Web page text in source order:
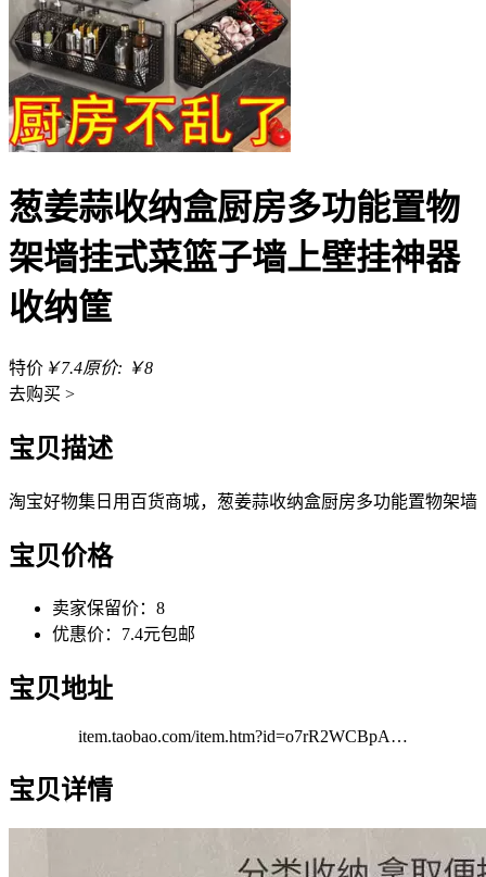
葱姜蒜收纳盒厨房多功能置物
架墙挂式菜篮子墙上壁挂神器
收纳筐
特价 ￥7.4原价: ￥8
去购买 >
宝贝描述
淘宝好物集日用百货商城，葱姜蒜收纳盒厨房多功能置物架墙
宝贝价格
卖家保留价：8
优惠价：7.4元包邮
宝贝地址
item.taobao.com/item.htm?id=o7rR2WCBpA…
宝贝详情